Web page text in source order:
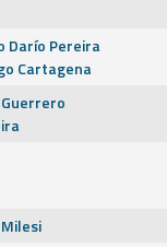
Darío Pereira
Cartagena